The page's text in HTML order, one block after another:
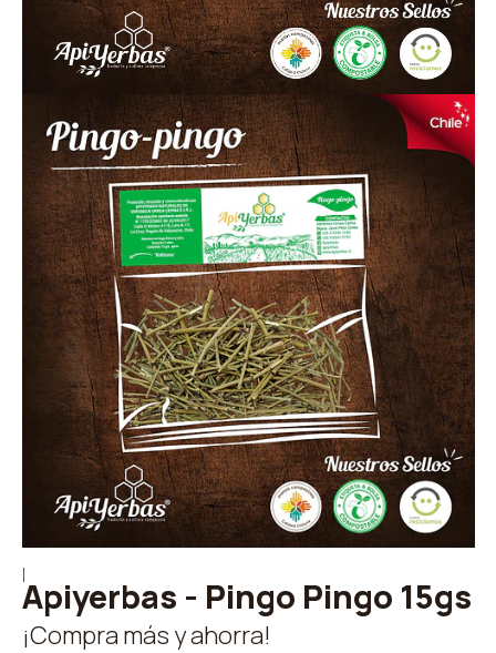
Apiyerbas - Pingo Pingo 15gs
¡Compra más y ahorra!